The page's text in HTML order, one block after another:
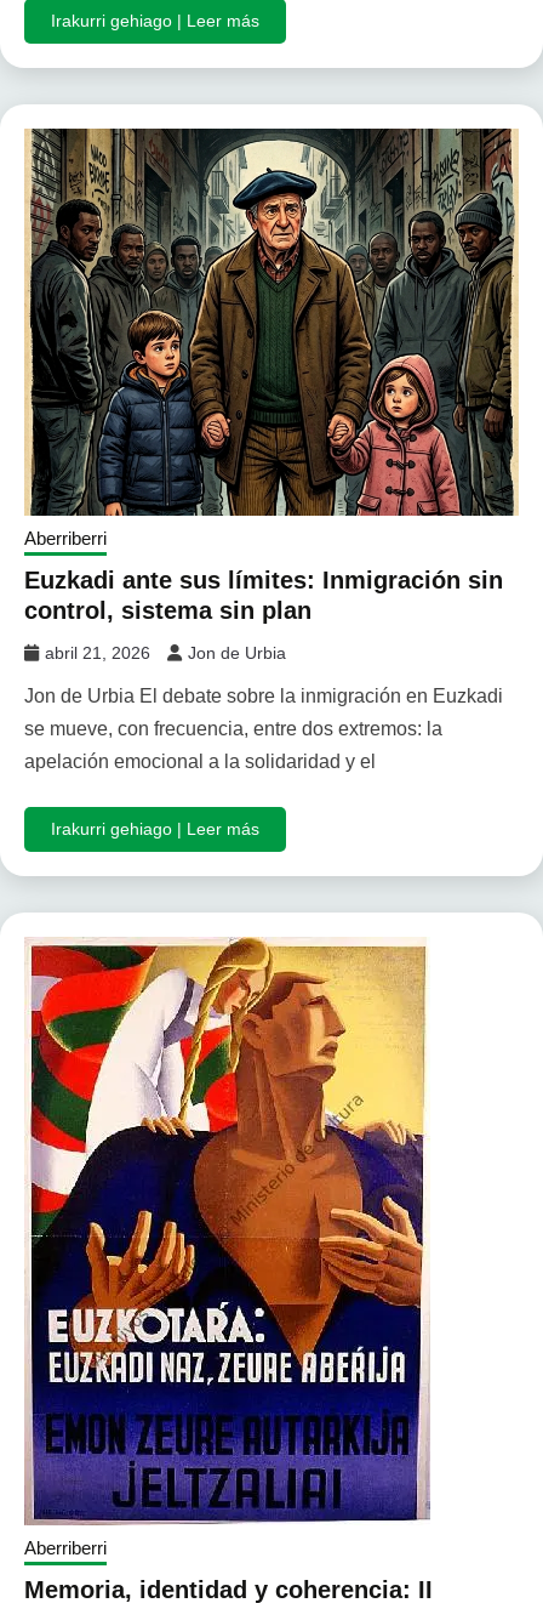
Irakurri gehiago | Leer más
Aberriberri
Euzkadi ante sus límites: Inmigración sin
control, sistema sin plan
abril 21, 2026 Jon de Urbia
Jon de Urbia El debate sobre la inmigración en Euzkadi
se mueve, con frecuencia, entre dos extremos: la
apelación emocional a la solidaridad y el
Irakurri gehiago | Leer más
Aberriberri
Memoria, identidad y coherencia: II